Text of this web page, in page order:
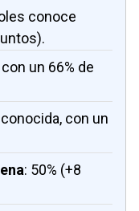
conoce
un 66% de
con un
: 50% (+8